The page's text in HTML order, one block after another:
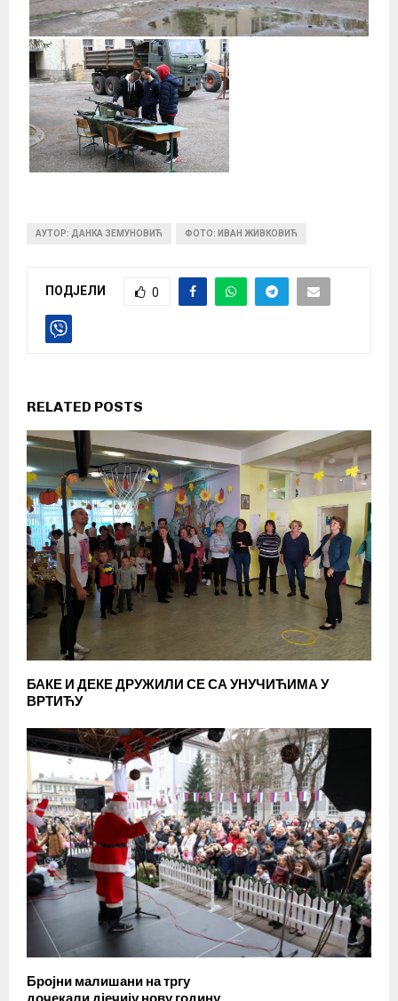
АУТОР: ДАНКА ЗЕМУНОВИЋ ФОТО: ИВАН ЖИВКОВИЋ
ПОДЈЕЛИ 0
RELATED POSTS
БАКЕ И ДЕКЕ ДРУЖИЛИ СЕ СА УНУЧИЋИМА У
ВРТИЋУ
Бројни малишани на тргу